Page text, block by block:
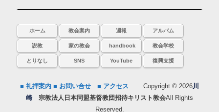
ホーム 教会案内 週報 アルバム
説教 家の教会 handbook 教会学校
とりなし SNS YouTube 復興支援
■ 礼拝案内 ■ お問い合せ ■ アクセス Copyright © 2026川
崎
宗教法人日本同盟基督教団招待キリスト教会All Rights
Reserved.